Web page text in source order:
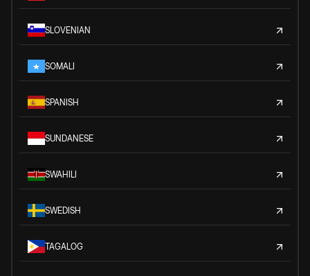
SLOVENIAN
SOMALI
SPANISH
SUNDANESE
SWAHILI
SWEDISH
TAGALOG